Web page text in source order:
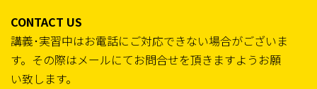
CONTACT US
講義･実習中はお電話にご対応できない場合がございま
す。その際はメールにてお問合せを頂きますようお願
い致します。